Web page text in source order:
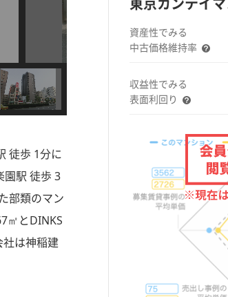
東京カンテイ
資産性でみる
中古価格維持率
収益性でみる
表面利回り
徒歩 1分に
園駅 徒歩 3
部類のマン
㎡とDINKS
は神稲建